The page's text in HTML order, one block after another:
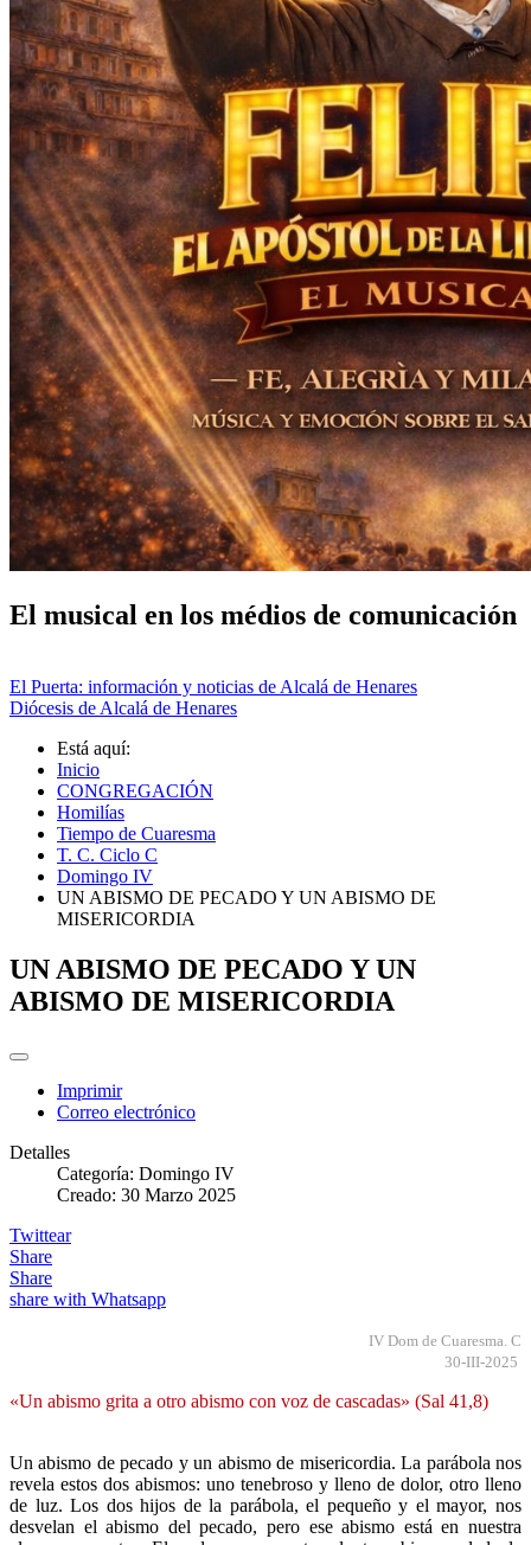
El musical en los médios de comunicación
El Puerta: información y noticias de Alcalá de Henares
Diócesis de Alcalá de Henares
Está aquí:
Inicio
CONGREGACIÓN
Homilías
Tiempo de Cuaresma
T. C. Ciclo C
Domingo IV
UN ABISMO DE PECADO Y UN ABISMO DE
MISERICORDIA
UN ABISMO DE PECADO Y UN
ABISMO DE MISERICORDIA
Imprimir
Correo electrónico
Detalles
Categoría: Domingo IV
Creado: 30 Marzo 2025
Twittear
Share
Share
share with Whatsapp
IV Dom de Cuaresma. C
30-III-2025
«Un abismo grita a otro abismo con voz de cascadas» (Sal 41,8)
Un abismo de pecado y un abismo de misericordia. La parábola nos
revela estos dos abismos: uno tenebroso y lleno de dolor, otro lleno
de luz. Los dos hijos de la parábola, el pequeño y el mayor, nos
desvelan el abismo del pecado, pero ese abismo está en nuestra